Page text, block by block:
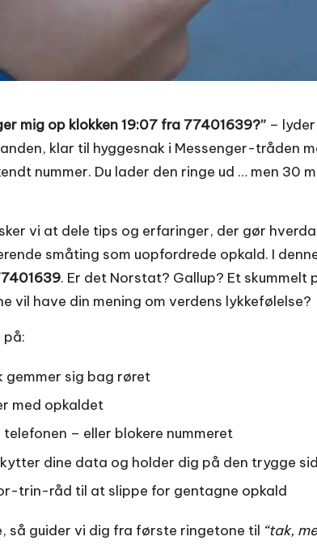
mig op klokken 19:07 fra 77401639?” –
klar til hyggesnak i Messenger-tråden
nummer. Du lader den ringe ud … men 30
vi at dele tips og erfaringer, der gør
småting som uopfordrede opkald. I
. Er det Norstat? Gallup? Et skummelt
vil have din mening om verdens lykkefølelse?
gemmer sig bag røret
med opkaldet
– eller blokere nummeret
dine data og holder dig på den trygge
trin-råd til at slippe for gentagne opkald
guider vi dig fra første ringetone til “tak,